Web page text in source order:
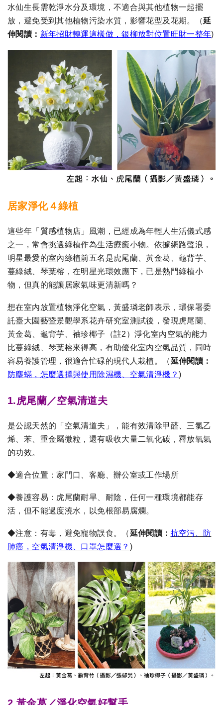
水仙生長需乾淨水分及環境，不適合與其他植物一起擺
放，避免受到其他植物污染水質，影響花型及花期。
（延
伸閱讀： 新年招財轉運這樣做，銀柳放對位置旺財一整年)​
居家淨化４綠植
這些年「質感植物店」風潮，已經成為年輕人生活儀式感
之一，常會挑選綠植作為生活療癒小物。依據網路聲浪，
明星最愛的室內綠植前五名是虎尾蘭、黃金葛、龜背芋、
蔓綠絨、琴葉榕，在明星光環效應下，已是熱門綠植小
物，但真的能讓居家氣味更清新嗎？
想在室內放置植物淨化空氣，黃盛璘老師表示，環保署委
託臺大園藝暨景觀學系花卉研究室測試後，發現虎尾蘭、
黃金葛、龜背芋、袖珍椰子（註2）淨化室內空氣的能力
比蔓綠絨、琴葉榕來得高，有助優化室內空氣品質，同時
容易養護管理，很適合忙碌的現代人栽植。
（延伸閱讀：
防塵蟎，怎麼選擇與使用除濕機、空氣清淨機？ )
1.虎尾蘭／空氣清道夫
是公認天然的「空氣清道夫」，能有效清除甲醛、三氯乙
烯、苯、重金屬微粒，還有吸收大量二氧化碳，釋放氧氣
的功效。
◆適合位置：家門口、客廳、辦公室或工作場所
◆養護容易：虎尾蘭耐旱、耐陰，任何一種環境都能存
活，但不能過度澆水，以免根部易腐爛。
◆注意：有毒，避免寵物誤食。 （延伸閱讀： 抗空污、防
肺癌，空氣清淨機、口罩怎麼選 ？ )